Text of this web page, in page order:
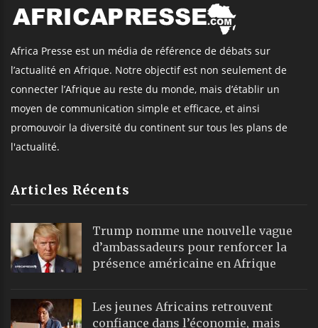
Africa Presse est un média de référence de débats sur
l’actualité en Afrique. Notre objectif est non seulement de
connecter l’Afrique au reste du monde, mais d’établir un
moyen de communication simple et efficace, et ainsi
promouvoir la diversité du continent sur tous les plans de
l'actualité.
Articles Récents
Trump nomme une nouvelle vague
d’ambassadeurs pour renforcer la
présence américaine en Afrique
Les jeunes Africains retrouvent
confiance dans l’économie, mais